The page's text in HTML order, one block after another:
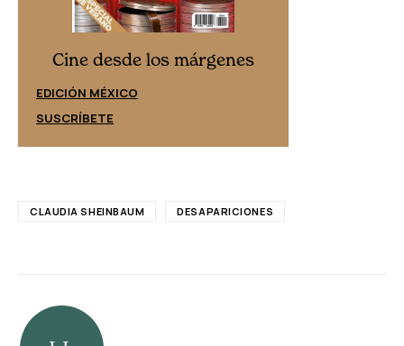
Cine desde los márgenes
EDICIÓN MÉXICO
SUSCRÍBETE
CLAUDIA SHEINBAUM DESAPARICIONES